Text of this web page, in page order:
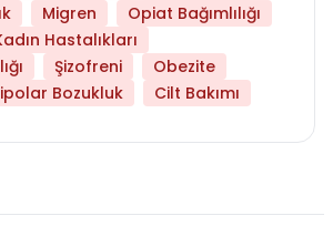
Migren
Opiat Bağımlılığı
Hastalıkları
Şizofreni
Obezite
Bozukluk Cilt Bakımı